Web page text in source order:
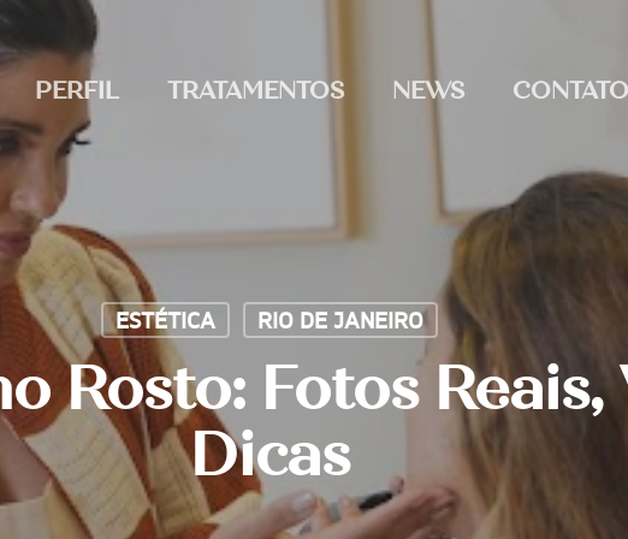
PERFIL TRATAMENTOS NEWS CONTATO
ESTÉTICA RIO DE JANEIRO
Rosto: Fotos Reais,
Dicas